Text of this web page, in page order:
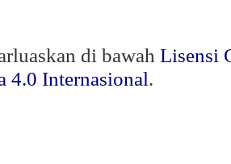
di bawah Lisensi
4.0 Internasional.